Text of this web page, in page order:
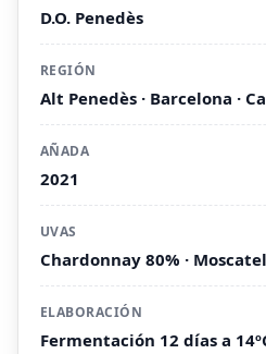
D.O. Penedès
REGIÓN
Alt Penedès · Barcelona ·
AÑADA
2021
UVAS
Chardonnay 80% ·
ELABORACIÓN
Fermentación 12 días a